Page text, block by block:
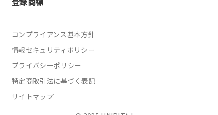
コンプライアンス基本方針
情報セキュリティポリシー
プライバシーポリシー
特定商取引法に基づく表記
サイトマップ